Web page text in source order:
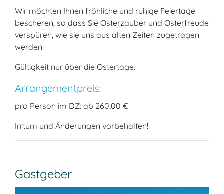
Wir möchten Ihnen fröhliche und ruhige Feiertage
bescheren, so dass Sie Osterzauber und Osterfreude
verspüren, wie sie uns aus alten Zeiten zugetragen
werden.
Gültigkeit nur über die Ostertage.
Arrangementpreis:
pro Person im DZ: ab 260,00 €
Irrtum und Änderungen vorbehalten!
Gastgeber